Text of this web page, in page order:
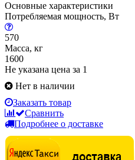
Основные характеристики
Потребляемая мощность, Вт
570
Масса, кг
1600
Не указана цена за 1
Нет в наличии
Заказать товар
Сравнить
Подробнее о доставке